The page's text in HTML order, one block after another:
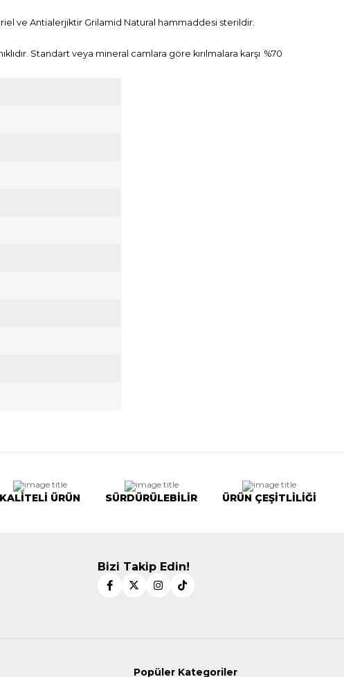
ve Antialerjiktir Grilamid Natural hammaddesi sterildir.
Standart veya mineral camlara göre kırılmalara karşı %70
KALİTELİ ÜRÜN SÜRDÜRÜLEBİLİR ÜRÜN ÇEŞİTLİLİĞİ
Bizi Takip Edin!
Popüler Kategoriler